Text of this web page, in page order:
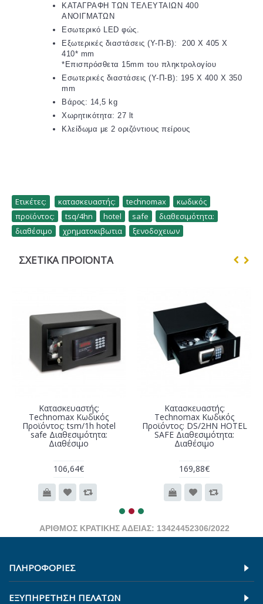
ΚΑΤΑΓΡΑΦΗ ΤΩΝ ΤΕΛΕΥΤΑΙΩΝ 400
ΑΝΟΙΓΜΑΤΩΝ
Εσωτερικό LED φώς.
Εξωτερικές διαστάσεις (Υ-Π-Β): 200 X 405 X
410* mm
*Επισπρόσθετα 15mm του πληκτρολογίου
Εσωτερικές διαστάσεις (Υ-Π-Β): 195 X 400 X 350
mm
Βάρος: 14,5 kg
Χωρητικότητα: 27 lt
Κλείδωμα με 2 οριζόντιους πείρους
Ετικέτες: κατασκευαστής: technomax κωδικός
προϊόντος:
tsq/4hn hotel safe διαθεσιμότητα:
διαθέσιμο
χρηματοκιβωτια ξενοδοχειων
ΣΧΕΤΙΚΆ ΠΡΟΪΌΝΤΑ
Κατασκευαστής:
Technomax Κωδικός
Προϊόντος: tsm/1h hotel
safe Διαθεσιμότητα:
Διαθέσιμο
106,64€
Κατασκευαστής:
Technomax Κωδικός
Προϊόντος: DS/2HN HOTEL
SAFE Διαθεσιμότητα:
Διαθέσιμο
169,88€
ΑΡΙΘΜΟΣ ΚΡΑΤΙΚΗΣ ΑΔΕΙΑΣ: 13424452306/2022
ΠΛΗΡΟΦΟΡΊΕΣ
ΕΞΥΠΗΡΕΤΗΣΗ ΠΕΛΑΤΩΝ